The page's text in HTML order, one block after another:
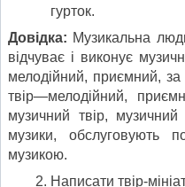
гурток.
Довідка: Музикальна
відчуває і виконує
мелодійний, приємний,
твір—мелодійний,
музичний твір,
музики, обслуговують
музикою.
Написати твір-